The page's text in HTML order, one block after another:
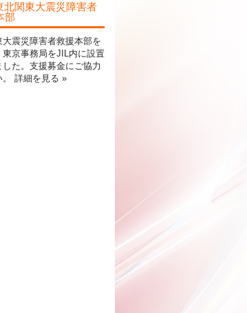
北関東大震災障害者
部
大震災障害者救援本部を
東京事務局をJIL内に設置
した。支援募金にご協力
詳細を見る »